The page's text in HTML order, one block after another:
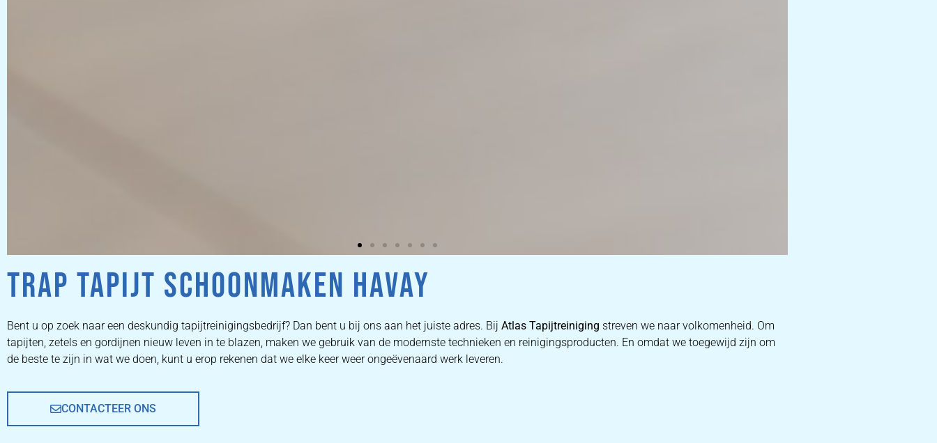
ZETEL
REINIGEN
ZETEL REINIGEN DOOR
TRAP TAPIJT SCHOONMAKEN HAVAY
Bent u op zoek naar een deskundig tapijtreinigingsbedrijf? Dan bent u bij ons aan het juiste adres. Bij Atlas Tapijtreiniging streven we naar volkomenheid. Om
tapijten, zetels en gordijnen nieuw leven in te blazen, maken we gebruik van de modernste technieken en reinigingsproducten. En omdat we toegewijd zijn om
de beste te zijn in wat we doen, kunt u erop rekenen dat we elke keer weer ongeëvenaard werk leveren.
CONTACTEER ONS